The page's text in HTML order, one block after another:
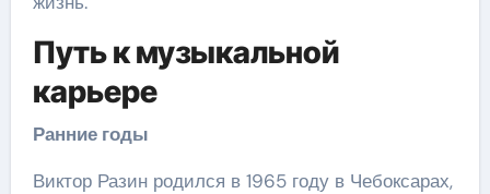
Путь к музыкальной
карьере
Ранние годы
Виктор Разин родился в 1965 году в Чебоксарах,